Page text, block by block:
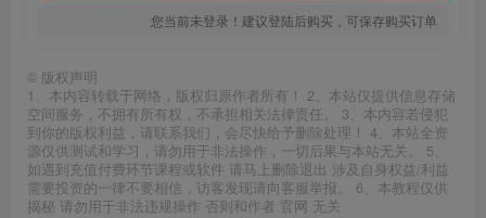
您当前未登录！建议登陆后购买，可保存购买订单
© 版权声明
1、本内容转载于网络，版权归原作者所有！ 2、本站仅提供信息存储
空间服务，不拥有所有权，不承担相关法律责任。 3、本内容若侵犯
到你的版权利益，请联系我们，会尽快给予删除处理！ 4、本站全资
源仅供测试和学习，请勿用于非法操作，一切后果与本站无关。 5、
如遇到充值付费环节课程或软件 请马上删除退出 涉及自身权益/利益
需要投资的一律不要相信，访客发现请向客服举报。 6、本教程仅供
揭秘 请勿用于非法违规操作 否则和作者 官网 无关